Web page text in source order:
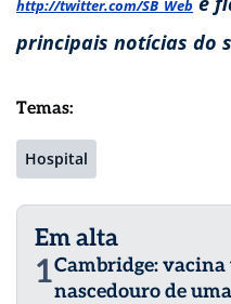
http://twitter.com/SB_Web
principais notícias do
Temas:
Hospital
Em alta
1Cambridge:
nascedouro de